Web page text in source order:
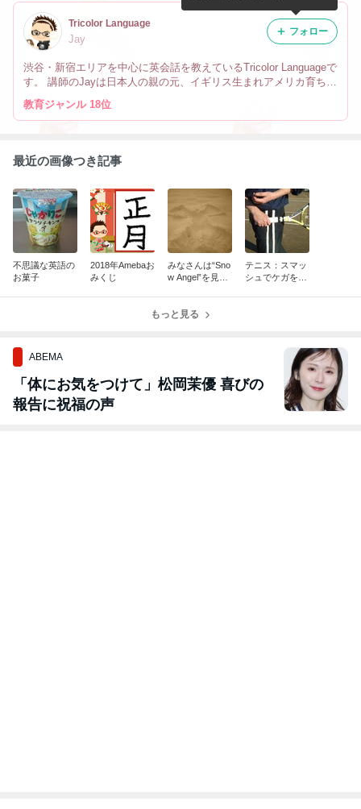
Tricolor Language
Jay
渋谷・新宿エリアを中心に英会話を教えているTricolor Languageで
す。 講師のJayは日本人の親の元、イギリス生まれアメリカ育ちで
す。 なので英会話だけでなく、文化や英語の微妙なニュアンスの
違い、海外生活の事も教えています。
フォロー
教育ジャンル 18位
最近の画像つき記事
不思議な英語の
お菓子
2018年Amebaお
みくじ
みなさんは“Sno
w Angel”を見た
テニス：スマッ
シュでケガをし
もっと見る
ABEMA
「体にお気をつけて」松岡茉優 喜びの
報告に祝福の声